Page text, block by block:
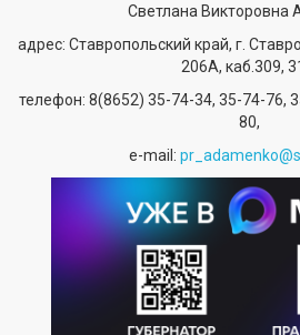
Светлана Викторовна
адрес: Ставропольский край, г.
206А, каб.309,
телефон: 8(8652) 35-74-34, 35-74-76,
80,
е-mail: